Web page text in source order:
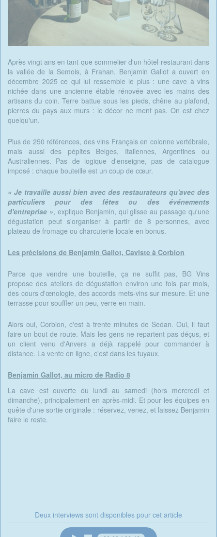
Après vingt ans en tant que sommelier d'un hôtel-restaurant dans
la vallée de la Semois, à Frahan, Benjamin Gallot a ouvert en
décembre 2025 ce qui lui ressemble le plus : une cave à vins
nichée dans une ancienne étable rénovée avec les mains des
artisans du coin. Terre battue sous les pieds, chêne au plafond,
pierres du pays aux murs : le décor ne ment pas. On est chez
quelqu'un.
Plus de 250 références, des vins Français en colonne vertébrale,
mais aussi des pépites Belges, Italiennes, Argentines ou
Australiennes. Pas de logique d'enseigne, pas de catalogue
imposé : chaque bouteille est un coup de cœur.
« Je travaille aussi bien avec des restaurateurs qu'avec des
particuliers pour des fêtes ou des événements
d'entreprise », explique Benjamin, qui glisse au passage qu'une
dégustation peut s'organiser à partir de 8 personnes, avec
plateau de fromage ou charcuterie locale en bonus.
Les précisions de Benjamin Gallot, Caviste à Corbion
Parce que vendre une bouteille, ça ne suffit pas, BG Vins
propose des ateliers de dégustation environ une fois par mois,
des cours d'œnologie, des accords mets-vins sur mesure. Et une
terrasse pour souffler un peu, verre en main.
Alors oui, Corbion, c'est à trente minutes de Sedan. Oui, il faut
faire un bout de route. Mais les gens ne repartent pas déçus, et
un client venu d'Anvers a déjà rappelé pour commander à
distance. La vente en ligne, c'est dans les tuyaux.
Benjamin Gallot, au micro de Radio 8
La cave est ouverte du lundi au samedi (hors mercredi et
dimanche), principalement en après-midi. Et pour les équipes en
quête d'une sortie originale : réservez, venez, et laissez Benjamin
faire le reste.
Deux interviews sont disponibles pour cet article